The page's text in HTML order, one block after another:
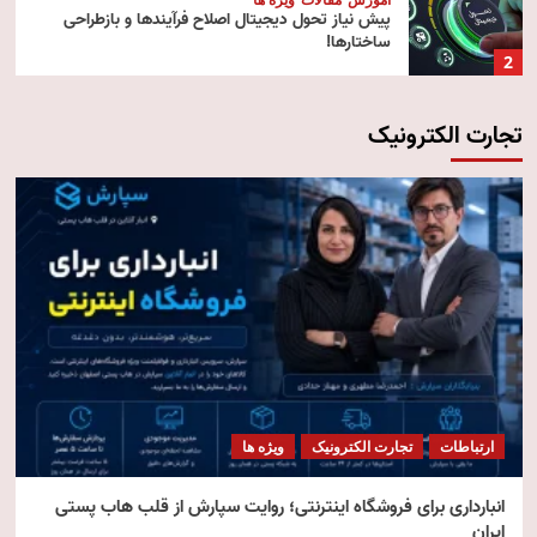
2
پیش‌ نیاز تحول دیجیتال اصلاح فرآیندها و بازطراحی
ساختارها!
3
آموزش
4
تکنولوژی مقالات ویژه ها
هوش مصنوعی استنتاجی
5
امنیت مقالات ویژه ها
امنیت فناوری اطلاعات
تجارت الکترونیک
ارتباطات تجارت الکترونیک ویژه ها
انبارداری برای فروشگاه اینترنتی؛ روایت سپارش از قلب هاب پستی